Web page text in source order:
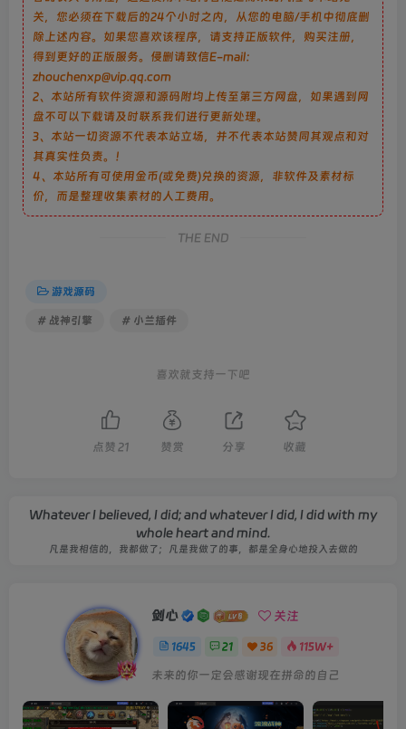
关，您必须在下载后的24个小时之内，从您的电脑/手机中彻底删
除上述内容。如果您喜欢该程序，请支持正版软件，购买注册，
得到更好的正版服务。侵删请致信E-mail：
zhouchenxp@vip.qq.com
2、本站所有软件资源和源码附均上传至第三方网盘，如果遇到网
盘不可以下载请及时联系我们进行更新处理。
3、本站一切资源不代表本站立场，并不代表本站赞同其观点和对
其真实性负责。！
4、本站所有可使用金币(或免费)兑换的资源，非软件及素材标
价，而是整理收集素材的人工费用。
THE END
游戏源码
# 战神引擎 # 小兰插件
喜欢就支持一下吧
点赞 21 赞赏 分享 收藏
Whatever I believed, I did; and whatever I did, I did with my
whole heart and mind.
凡是我相信的，我都做了；凡是我做了的事，都是全身心地投入去做的
剑心 关注
1645 21 36 115W+
未来的你一定会感谢现在拼命的自己